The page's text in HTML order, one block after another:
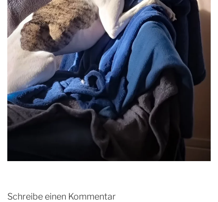
Schreibe einen Kommentar